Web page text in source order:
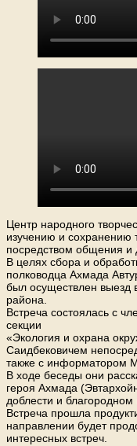
Центр народного
изучению и сохранению
посредством общения и
В целях сбора и
полководца Ахмада
был осуществлен выезд
района.
Встреча состоялась с
секции
«Экология и охрана
Саидбековичем
также с информатором
В ходе беседы они
героя Ахмада
доблести и благородном
Встреча прошла
направлении будет
интересных встреч.